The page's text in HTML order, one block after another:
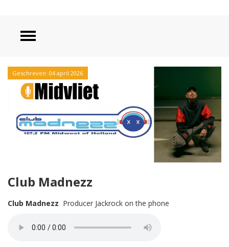
Geschreven: 04 april 2026
Club Madnezz
Club Madnezz Producer Jackrock on the phone